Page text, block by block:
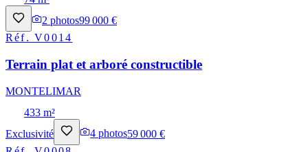
2 photos99 000 €
Réf.V0014
Terrain plat et arboré constructible
MONTELIMAR
433 m²
Exclusivité
4 photos59 000 €